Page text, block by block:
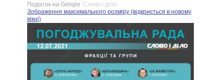
Податок на Google Слово і діло
Зображення максимального розміру (відкриється в новому
вікні)